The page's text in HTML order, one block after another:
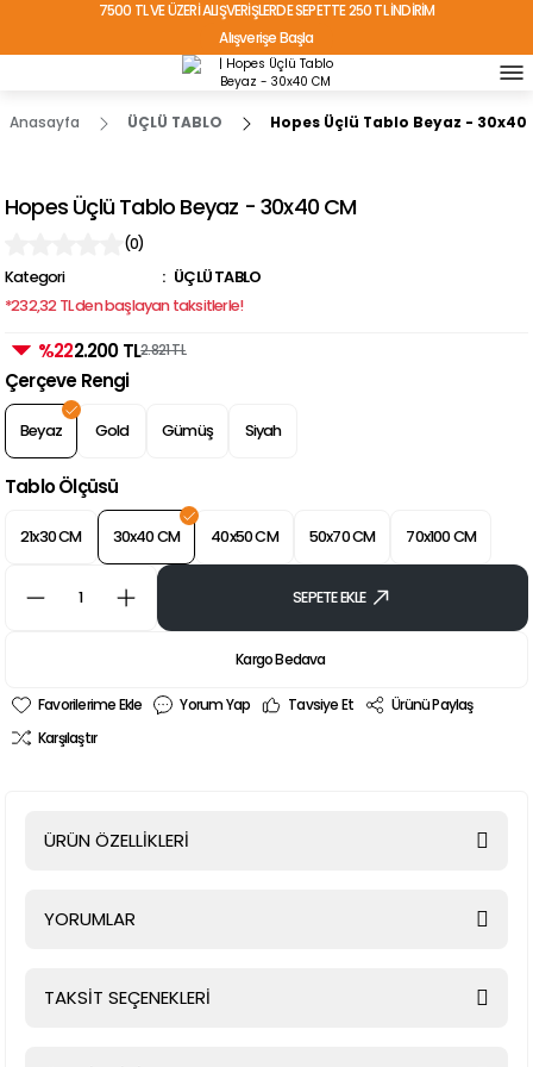
7500 TL VE ÜZERİ ALIŞVERİŞLERDE SEPETTE 250 TL İNDİRİM
Alışverişe Başla
TÜRKİYE'NİN HER YERİNE ÜCRETSİZ KARGO!
Anasayfa ÜÇLÜ TABLO Hopes Üçlü Tablo Beyaz - 30x40
Hopes Üçlü Tablo Beyaz - 30x40 CM
(0)
Kategori
ÜÇLÜ TABLO
*232,32 TL den başlayan taksitlerle!
%222.200 TL2.821 TL
Çerçeve Rengi
Beyaz Gold Gümüş Siyah
Tablo Ölçüsü
21x30 CM 30x40 CM 40x50 CM 50x70 CM 70x100 CM
SEPETE EKLE
Kargo Bedava
Yorum Yap Tavsiye Et
Ürünü Paylaş
Karşılaştır
ÜRÜN ÖZELLİKLERİ
YORUMLAR
TAKSİT SEÇENEKLERİ